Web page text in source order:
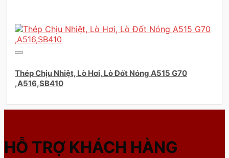
Thép Chịu Nhiệt, Lò Hơi, Lò Đốt Nóng A515 G70
,A516,SB410
HỖ TRỢ KHÁCH HÀNG